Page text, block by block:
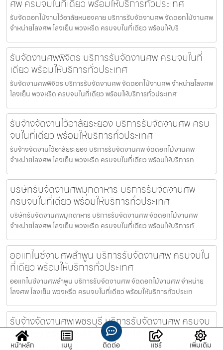
ศพ ครบจบในที่เดียว พร้อมให้บริการทั่วประเทศ
รับจัดดอกไม้งานไว้อาลัยหนองคาย บริการรับจัดงานศพ จัดดอกไม้งานศพ
จำหน่ายโลงศพ โลงเย็น พวงหรีด ครบจบในที่เดียว พร้อมให้บริ
รับจัดงานศพพิจิตร บริการรับจัดงานศพ ครบจบในที่
เดียว พร้อมให้บริการทั่วประเทศ
รับจัดงานศพพิจิตร บริการรับจัดงานศพ จัดดอกไม้งานศพ จำหน่ายโลงศพ
โลงเย็น พวงหรีด ครบจบในที่เดียว พร้อมให้บริการทั่วประเทศ
รับจ้างจัดงานไว้อาลัยระยอง บริการรับจัดงานศพ ครบ
จบในที่เดียว พร้อมให้บริการทั่วประเทศ
รับจ้างจัดงานไว้อาลัยระยอง บริการรับจัดงานศพ จัดดอกไม้งานศพ
จำหน่ายโลงศพ โลงเย็น พวงหรีด ครบจบในที่เดียว พร้อมให้บริการท
บริษัทรับจัดงานศพมุกดาหาร บริการรับจัดงานศพ
ครบจบในที่เดียว พร้อมให้บริการทั่วประเทศ
บริษัทรับจัดงานศพมุกดาหาร บริการรับจัดงานศพ จัดดอกไม้งานศพ
จำหน่ายโลงศพ โลงเย็น พวงหรีด ครบจบในที่เดียว พร้อมให้บริการทั
ออแกไนซ์งานศพลำพูน บริการรับจัดงานศพ ครบจบใน
ที่เดียว พร้อมให้บริการทั่วประเทศ
ออแกไนซ์งานศพลำพูน บริการรับจัดงานศพ จัดดอกไม้งานศพ จำหน่าย
โลงศพ โลงเย็น พวงหรีด ครบจบในที่เดียว พร้อมให้บริการทั่วประเท
รับจ้างจัดงานศพเพชรบุรี บริการรับจัดงานศพ ครบจบ
ในที่เดียว พร้อมให้บริการทั่วประเทศ
รับจ้างจัดงานศพเพชรบุรี บริการรับจัดงานศพ จัดดอกไม้งานศพ จำหน่าย
หน้าหลัก เมนู ติดต่อ แชร์ เพิ่มเติม